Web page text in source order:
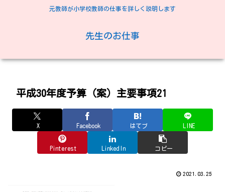
元教師が小学校教師の仕事を詳しく説明します
先生のお仕事
平成30年度予算（案）主要事項21
X Facebook はてブ LINE
Pinterest LinkedIn コピー
2021.03.25